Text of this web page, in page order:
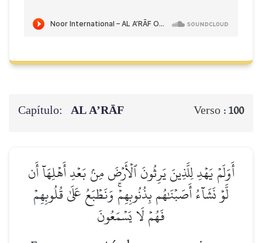
Capítulo: AL A’RĀF Verso : 100
أَوَلَمۡ يَهۡدِ لِلَّذِينَ يَرِثُونَ ٱلۡأَرۡضَ مِنۢ بَعۡدِ أَهۡلِهَآ أَن
لَّوۡ نَشَآءُ أَصَبۡنَٰهُم بِذُنُوبِهِمۡۚ وَنَطۡبَعُ عَلَىٰ قُلُوبِهِمۡ
فَهُمۡ لَا يَسۡمَعُونَ